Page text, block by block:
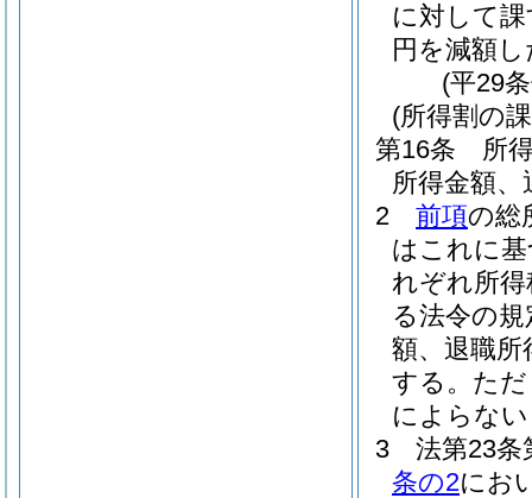
に対して
円を減額
(平29
(所得割の
第16条
所
所得金額
2
前項の総
はこれに
れぞれ所得
る法令の
額、退職
する。 た
によらな
3
法第23条
条の2にお